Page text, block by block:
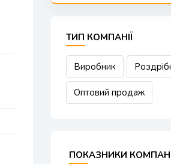
ТИП КОМПАНІЇ
Виробник
Оптовий продаж
ПОКАЗНИКИ